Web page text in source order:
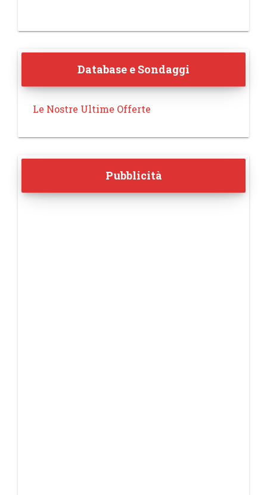
Database e Sondaggi
Le Nostre Ultime Offerte
Pubblicità